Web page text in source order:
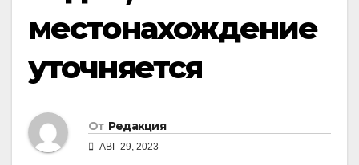
местонахождение
уточняется
От Редакция
АВГ 29, 2023